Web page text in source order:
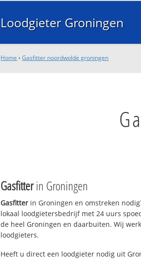
Loodgieter Groningen
Home ›Gasfitter noordwolde groningen
Gasfitterin Groningen
Gasfitter in Groningen en omstreken
lokaal loodgietersbedrijf met 24 uurs
de heel Groningen en daarbuiten. Wij
loodgieters.
Heeft u direct een loodgieter nodig uit